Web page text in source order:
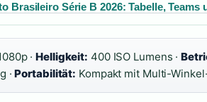
Brasileiro Série B 2026: Tabelle, Teams
·Helligkeit: 400 ISO Lumens ·
·Portabilität: Kompakt mit Multi-